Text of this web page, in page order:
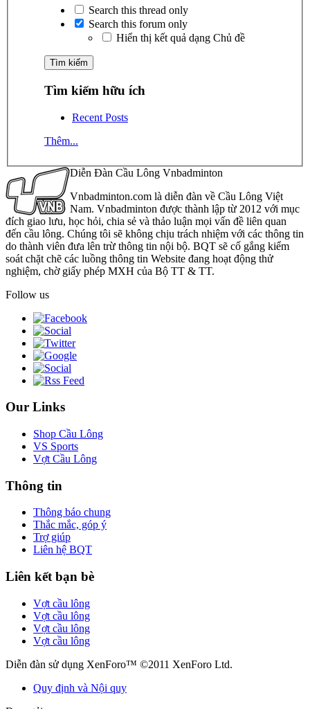
Search this thread only
Search this forum only
Hiển thị kết quả dạng Chủ đề
Tìm kiếm hữu ích
Recent Posts
Thêm...
Diễn Đàn Cầu Lông Vnbadminton
Vnbadminton.com là diễn đàn về Cầu Lông Việt
Nam. Vnbadminton được thành lập từ 2012 với mục
đích giao lưu, học hỏi, chia sẻ và thảo luận mọi vấn đề liên quan
đến cầu lông. Chúng tôi sẽ không chịu trách nhiệm với các thông tin
do thành viên đưa lên trừ thông tin nội bộ. BQT sẽ cố gắng kiểm
soát chặt chẽ các luồng thông tin Website đang hoạt động thử
nghiệm, chờ giấy phép MXH của Bộ TT & TT.
Follow us
Our Links
Shop Cầu Lông
VS Sports
Vợt Cầu Lông
Thông tin
Thông báo chung
Thắc mắc, góp ý
Trợ giúp
Liên hệ BQT
Liên kết bạn bè
Vợt cầu lông
Vợt cầu lông
Vợt cầu lông
Vợt cầu lông
Diễn đàn sử dụng XenForo™ ©2011 XenForo Ltd.
Quy định và Nội quy